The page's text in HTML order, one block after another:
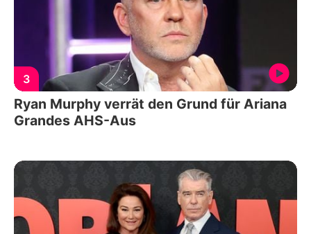
3
Ryan Murphy verrät den Grund für Ariana
Grandes AHS-Aus